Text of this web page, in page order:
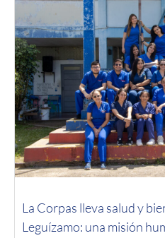
La Corpas lleva salud y
Leguízamo: una misión